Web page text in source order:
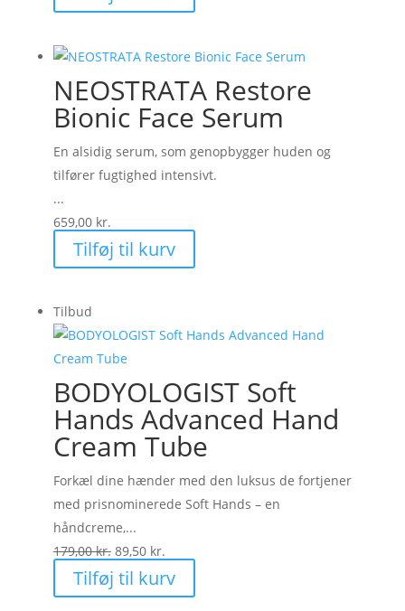
NEOSTRATA Restore
Bionic Face Serum
En alsidig serum, som genopbygger huden og
tilfører fugtighed intensivt.
...
659,00 kr.
Tilføj til kurv
Tilbud
BODYOLOGIST Soft
Hands Advanced Hand
Cream Tube
Forkæl dine hænder med den luksus de fortjener
med prisnominerede Soft Hands – en
håndcreme,...
179,00kr. Den
oprindelige
pris
89,50 kr.Den
aktuelle
pris
Tilføj til kurv